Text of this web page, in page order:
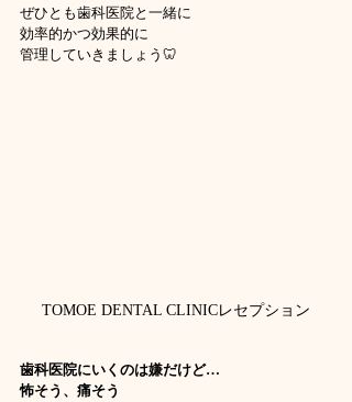
ぜひとも歯科医院と一緒に
効率的かつ効果的に
管理していきましょう🦷
TOMOE DENTAL CLINICレセプション
歯科医院にいくのは嫌だけど…
怖そう、痛そう